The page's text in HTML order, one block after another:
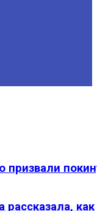
рассказала, как